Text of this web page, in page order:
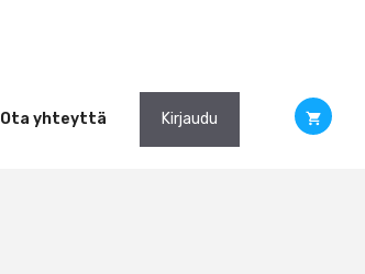
Ota yhteyttä Kirjaudu